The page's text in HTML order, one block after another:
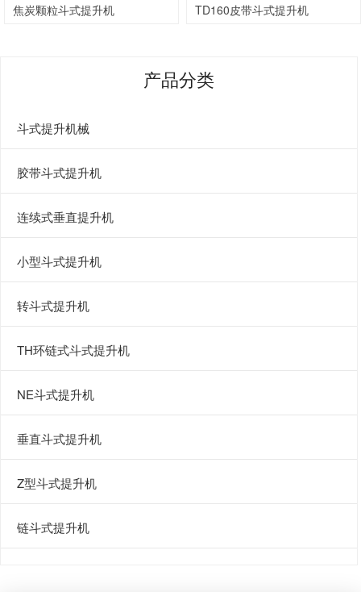
焦炭颗粒斗式提升机 TD160皮带斗式提升机
产品分类
斗式提升机械
胶带斗式提升机
连续式垂直提升机
小型斗式提升机
转斗式提升机
TH环链式斗式提升机
NE斗式提升机
垂直斗式提升机
Z型斗式提升机
链斗式提升机